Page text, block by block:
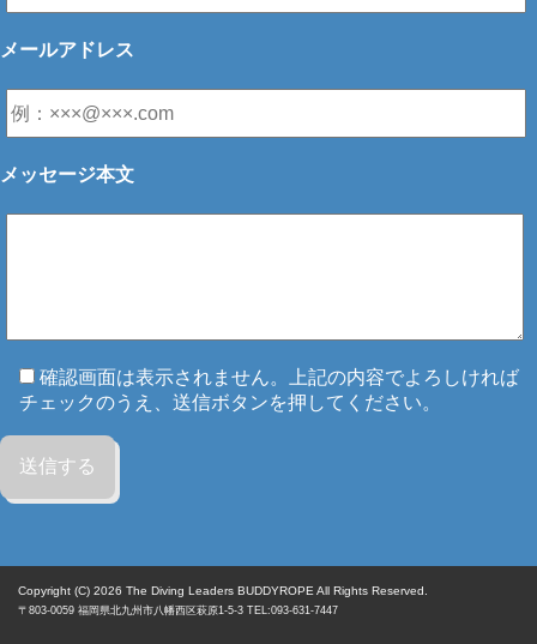
メールアドレス
メッセージ本文
確認画面は表示されません。上記の内容でよろしければ
チェックのうえ、送信ボタンを押してください。
Copyright (C) 2026 The Diving Leaders BUDDYROPE All Rights Reserved.
〒803-0059 福岡県北九州市八幡西区萩原1-5-3 TEL:093-631-7447